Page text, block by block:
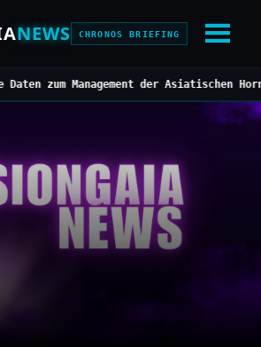
NEWS CHRONOS BRIEFING
Management der Asiatischen Hornisse